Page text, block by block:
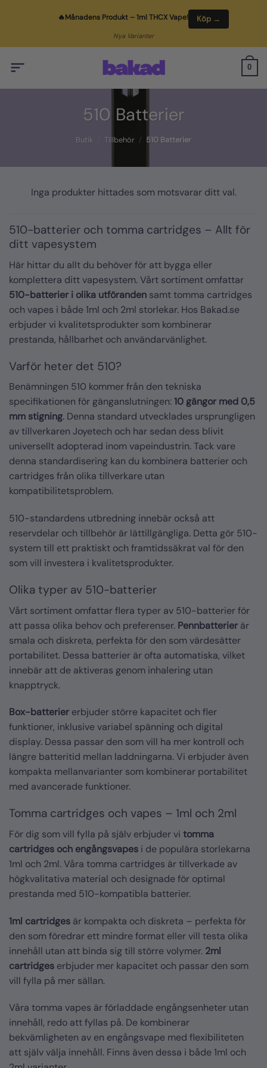
🔥Månadens Produkt – 1ml THCX Vape! Köp →
Nya Varianter
0
510 Batterier
Butik Tillbehör / 510 Batterier
Inga produkter hittades som motsvarar ditt val.
510-batterier och tomma cartridges – Allt för
ditt vapesystem
Här hittar du allt du behöver för att bygga eller
komplettera ditt vapesystem. Vårt sortiment omfattar
510-batterier i olika utföranden samt tomma cartridges
och vapes i både 1ml och 2ml storlekar. Hos Bakad.se
erbjuder vi kvalitetsprodukter som kombinerar
prestanda, hållbarhet och användarvänlighet.
Varför heter det 510?
Benämningen 510 kommer från den tekniska
specifikationen för gänganslutningen:10 gängor med 0,5
mm stigning. Denna standard utvecklades ursprungligen
av tillverkaren Joyetech och har sedan dess blivit
universellt adopterad inom vapeindustrin. Tack vare
denna standardisering kan du kombinera batterier och
cartridges från olika tillverkare utan
kompatibilitetsproblem.
510-standardens utbredning innebär också att
reservdelar och tillbehör är lättillgängliga. Detta gör 510-
system till ett praktiskt och framtidssäkrat val för den
som vill investera i kvalitetsprodukter.
Olika typer av 510-batterier
Vårt sortiment omfattar flera typer av 510-batterier för
att passa olika behov och preferenser. Pennbatterier är
smala och diskreta, perfekta för den som värdesätter
portabilitet. Dessa batterier är ofta automatiska, vilket
innebär att de aktiveras genom inhalering utan
knapptryck.
Box-batterier erbjuder större kapacitet och fler
funktioner, inklusive variabel spänning och digital
display. Dessa passar den som vill ha mer kontroll och
längre batteritid mellan laddningarna. Vi erbjuder även
kompakta mellanvarianter som kombinerar portabilitet
med avancerade funktioner.
Tomma cartridges och vapes – 1ml och 2ml
För dig som vill fylla på själv erbjuder vi tomma
cartridges och engångsvapes i de populära storlekarna
1ml och 2ml. Våra tomma cartridges är tillverkade av
högkvalitativa material och designade för optimal
prestanda med 510-kompatibla batterier.
1ml cartridges är kompakta och diskreta – perfekta för
den som föredrar ett mindre format eller vill testa olika
innehåll utan att binda sig till större volymer. 2ml
cartridges erbjuder mer kapacitet och passar den som
vill fylla på mer sällan.
Våra tomma vapes är förladdade engångsenheter utan
innehåll, redo att fyllas på. De kombinerar
bekvämligheten av en engångsvape med flexibiliteten
att själv välja innehåll. Finns även dessa i både 1ml och